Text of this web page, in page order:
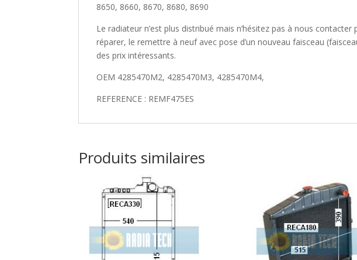
8650, 8660, 8670, 8680, 8690
Le radiateur n’est plus distribué mais n’hésitez pas à nous
réparer, le remettre à neuf avec pose d’un nouveau faisceau
des prix intéressants.
OEM 4285470M2, 4285470M3, 4285470M4,
REFERENCE : REMF475ES
Produits similaires